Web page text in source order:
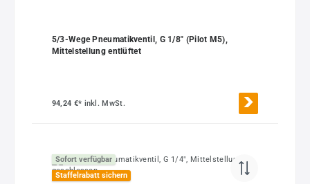
5/3-Wege Pneumatikventil, G 1/8" (Pilot M5),
Mittelstellung entlüftet
94,24 €* inkl. MwSt.
Sofort verfügbar
Staffelrabatt sichern